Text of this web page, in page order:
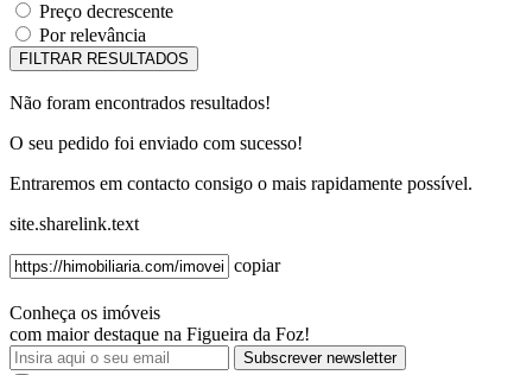
Preço decrescente
Por relevância
Não foram encontrados resultados!
O seu pedido foi enviado com sucesso!
Entraremos em contacto consigo o mais rapidamente possível.
site.sharelink.text
copiar
Conheça os imóveis
com maior destaque na Figueira da Foz!
Subscrever newsletter